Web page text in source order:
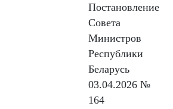
Постановление
Совета
Министров
Республики
Беларусь
03.04.2026 №
164